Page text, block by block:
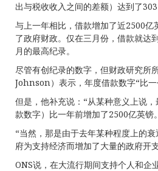
出与税收收入之间的差额）达到了
与上一年相比，借款增加了近2500亿
了政府财政。仅在三月份，借款就达
月的最高纪录。
尽管有创纪录的数字，但财政研究所
Johnson）表示，年度借款数字“比一
但是，他补充说：“从某种意义上说
款数字）比一年前增加了2500亿英镑。
“当然，那是由于去年某种程度上的
府为支持经济而增加了大量的政府开
ONS说，在大流行期间支持个人和企